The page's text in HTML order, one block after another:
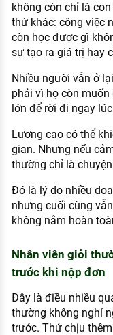
không còn chỉ là
thứ khác: công việc
còn học được gì
sự tạo ra giá trị hay
Nhiều người vẫn ở
phải vì họ còn
lớn để rời đi ngay
Lương cao có thể
gian. Nhưng nếu
thường chỉ là
Đó là lý do nhiều
nhưng cuối cùng
không nằm hoàn
Nhân viên giỏi
trước khi nộp đơn
Đây là điều nhiều
thường không nghỉ
trước. Thử chịu